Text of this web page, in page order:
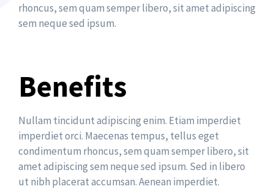
rhoncus, sem quam semper libero, sit amet adipiscing
sem neque sed ipsum.
Benefits
Nullam tincidunt adipiscing enim. Etiam imperdiet
imperdiet orci. Maecenas tempus, tellus eget
condimentum rhoncus, sem quam semper libero, sit
amet adipiscing sem neque sed ipsum. Sed in libero
ut nibh placerat accumsan. Aenean imperdiet.